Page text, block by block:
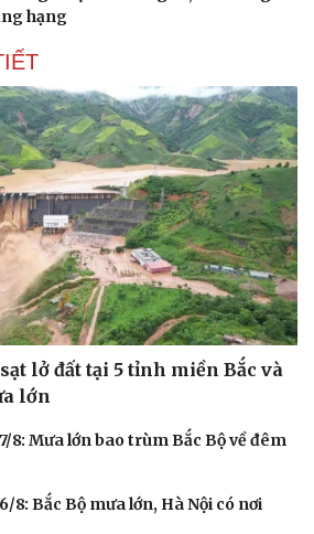
hạng
lở đất tại 5 tỉnh miền Bắc và
lớn
8: Mưa lớn bao trùm Bắc Bộ về đêm
8: Bắc Bộ mưa lớn, Hà Nội có nơi